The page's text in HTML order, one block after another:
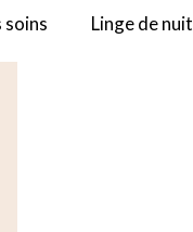
soins Linge de nuit